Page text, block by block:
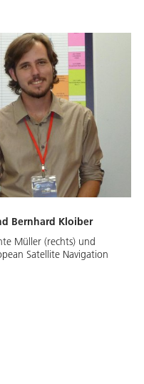
Bernhard Kloiber
Müller (rechts) und
Satellite Navigation